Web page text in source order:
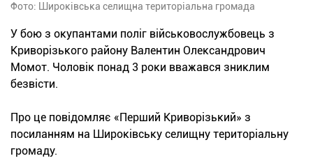
Фото: Широківська селищна територіальна громада
У бою з окупантами поліг військовослужбовець з
Криворізького району Валентин Олександрович
Момот. Чоловік понад 3 роки вважався зниклим
безвісти.
Про це повідомляє «Перший Криворізький» з
посиланням на Широківську селищну територіальну
громаду.